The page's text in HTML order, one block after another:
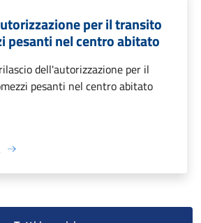
per il transito
pesanti nel centro abitato
dell'autorizzazione per il
pesanti nel centro abitato